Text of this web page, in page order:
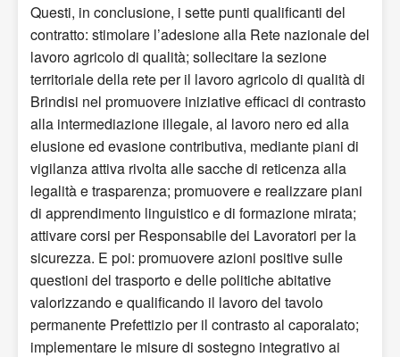
Questi, in conclusione, i sette punti qualificanti del
contratto: stimolare l’adesione alla Rete nazionale del
lavoro agricolo di qualità; sollecitare la sezione
territoriale della rete per il lavoro agricolo di qualità di
Brindisi nel promuovere iniziative efficaci di contrasto
alla intermediazione illegale, al lavoro nero ed alla
elusione ed evasione contributiva, mediante piani di
vigilanza attiva rivolta alle sacche di reticenza alla
legalità e trasparenza; promuovere e realizzare piani
di apprendimento linguistico e di formazione mirata;
attivare corsi per Responsabile dei Lavoratori per la
sicurezza. E poi: promuovere azioni positive sulle
questioni del trasporto e delle politiche abitative
valorizzando e qualificando il lavoro del tavolo
permanente Prefettizio per il contrasto al caporalato;
implementare le misure di sostegno integrativo ai